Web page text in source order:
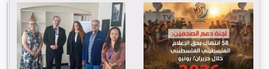
لجنة دعم الصحفيين: 58 انتهاك بحق الإعلام الفلسطيني خلال حزيران/
يونيو 2026